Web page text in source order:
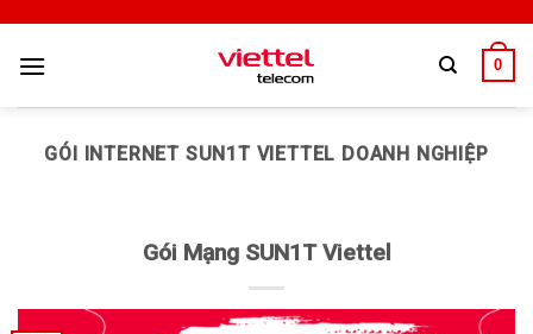
0
GÓI INTERNET SUN1T VIETTEL DOANH NGHIỆP
Gói Mạng SUN1T Viettel